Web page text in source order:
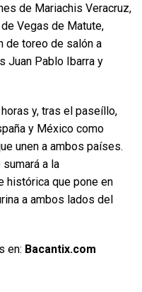
de Mariachis Veracruz,
Vegas de Matute,
de toreo de salón a
Juan Pablo Ibarra y
y, tras el paseíllo,
y México como
unen a ambos países.
a la
histórica que pone en
a ambos lados del
en: Bacantix.com